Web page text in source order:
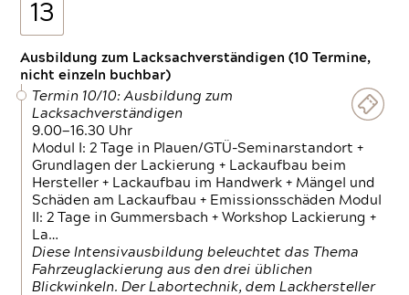
13
Ausbildung zum Lacksachverständigen (10 Termine,
nicht einzeln buchbar)
Termin 10/10: Ausbildung zum
Lacksachverständigen
9.00—16.30 Uhr
Modul I: 2 Tage in Plauen/GTÜ-Seminarstandort +
Grundlagen der Lackierung + Lackaufbau beim
Hersteller + Lackaufbau im Handwerk + Mängel und
Schäden am Lackaufbau + Emissionsschäden Modul
II: 2 Tage in Gummersbach + Workshop Lackierung +
La…
Diese Intensivausbildung beleuchtet das Thema
Fahrzeuglackierung aus den drei üblichen
Blickwinkeln. Der Labortechnik, dem Lackhersteller